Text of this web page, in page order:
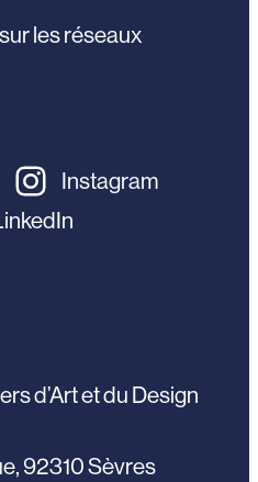
les réseaux
Instagram
d’Art et du Design
92310 Sèvres